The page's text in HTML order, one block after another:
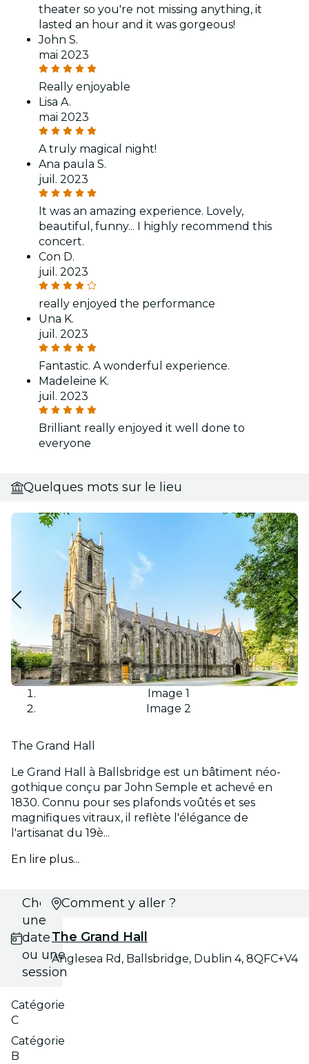
theater so you're not missing anything, it
lasted an hour and it was gorgeous!
John S.
mai 2023
Really enjoyable
Lisa A.
mai 2023
A truly magical night!
Ana paula S.
juil. 2023
It was an amazing experience. Lovely,
beautiful, funny... I highly recommend this
concert.
Con D.
juil. 2023
really enjoyed the performance
Una K.
juil. 2023
Fantastic. A wonderful experience.
Madeleine K.
juil. 2023
Brilliant really enjoyed it well done to
everyone
Quelques mots sur le lieu
Image 1
Image 2
The Grand Hall
Le Grand Hall à Ballsbridge est un bâtiment néo-
gothique conçu par John Semple et achevé en
1830. Connu pour ses plafonds voûtés et ses
magnifiques vitraux, il reflète l'élégance de
l'artisanat du 19è...
En lire plus...
Choisis
une
date
ou une
session
Catégorie
C
Catégorie
B
Comment y aller ?
The Grand Hall
Anglesea Rd, Ballsbridge, Dublin 4, 8QFC+V4